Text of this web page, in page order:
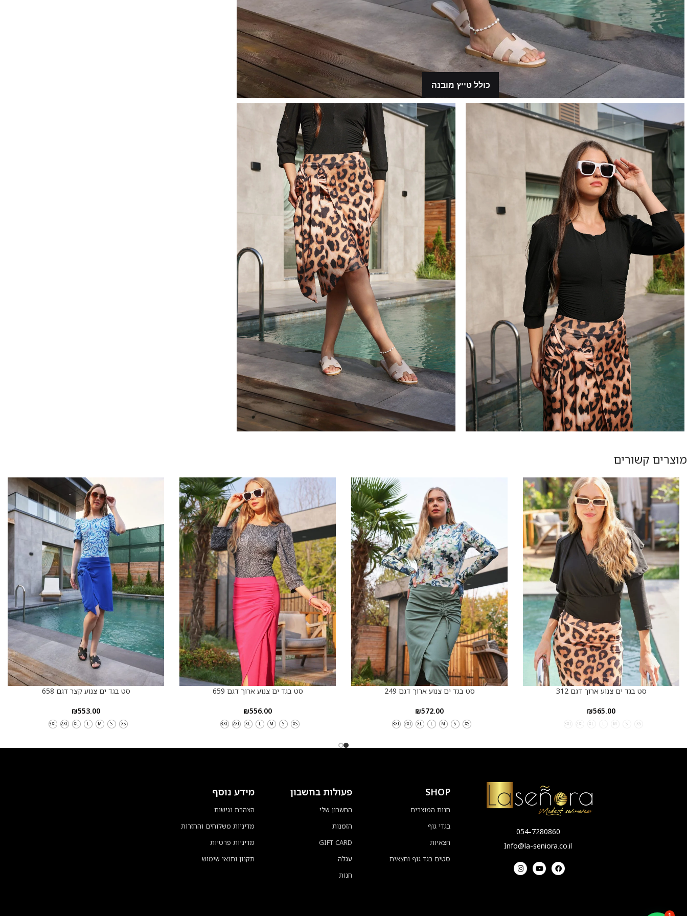
מוצרים קשורים
סט בגד ים צנוע ארוך דגם 312
₪565.00
XS
S
M
L
XL
2XL
3XL
סט בגד ים צנוע ארוך דגם 249
₪572.00
XS
S
M
L
XL
2XL
3XL
סט בגד ים צנוע ארוך דגם 659
₪556.00
XS
S
M
L
XL
2XL
3XL
סט בגד ים צנוע קצר דגם 658
₪553.00
XS
S
M
L
XL
2XL
3XL
054-7280860
Info@la-seniora.co.il
SHOP
חנות המוצרים
בגדי גוף
חצאיות
סטים בגד גוף וחצאית
פעולות בחשבון
החשבון שלי
הזמנות
GIFT CARD
עגלה
חנות
מידע נוסף
הצהרת נגישות
מדיניות משלוחים והחזרות
מדיניות פרטיות
תקנון ותנאי שימוש
כולל טייץ מובנה